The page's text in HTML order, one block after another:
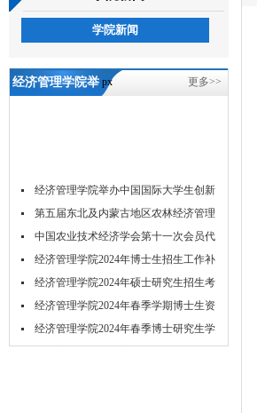
学院新闻
px
经济管理学院举 更多>>
经济管理学院举办中国国际大学生创新
大...
第五届东北及内蒙古地区农林经济管理
学...
中国农业技术经济学会第十一次会员代
表...
经济管理学院2024年博士生招生工作补
充...
经济管理学院2024年硕士研究生招生考
试...
经济管理学院2024年春季学期博士生资
格...
经济管理学院2024年春季博士研究生学